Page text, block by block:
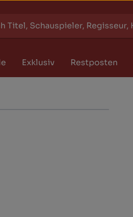
Exklusiv Restposten